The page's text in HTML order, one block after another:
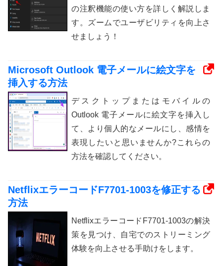
の注釈機能の使い方を詳しく解説しま
す。ズームでユーザビリティを向上さ
せましょう！
Microsoft Outlook 電子メールに絵文字を
挿入する方法
デスクトップまたはモバイルの
Outlook 電子メールに絵文字を挿入し
て、より個人的なメールにし、感情を
表現したいと思いませんか?これらの
方法を確認してください。
NetflixエラーコードF7701-1003を修正する
方法
NetflixエラーコードF7701-1003の解決
策を見つけ、自宅でのストリーミング
体験を向上させる手助けをします。